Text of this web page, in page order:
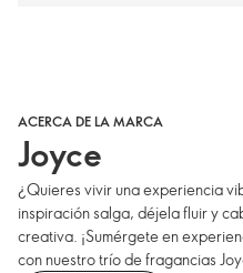
ACERCA DE LA MARCA
Joyce
¿Quieres vivir una experiencia
inspiración salga, déjela fluir y
creativa. ¡Sumérgete en
con nuestro trío de fragancias